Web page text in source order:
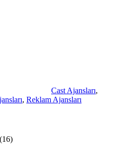
Cast Ajansları,
, Reklam Ajansları
(16)